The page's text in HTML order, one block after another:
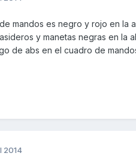
mandos es negro y rojo en la
y manetas negras en la
de abs en el cuadro de
2014